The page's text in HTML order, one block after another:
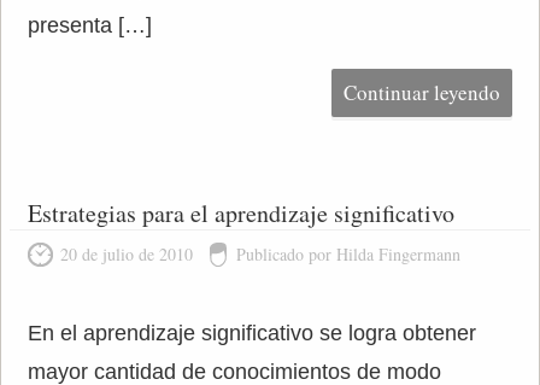
presenta […]
Continuar leyendo
Estrategias para el aprendizaje significativo
20 de julio de 2010 Publicado por Hilda Fingermann
En el aprendizaje significativo se logra obtener
mayor cantidad de conocimientos de modo